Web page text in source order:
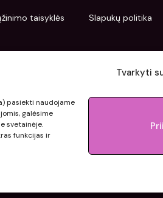
Tvarkyti
pasiekti naudojame
galėsime
svetainėje.
funkcijas ir
taisyklės Slapukų politika